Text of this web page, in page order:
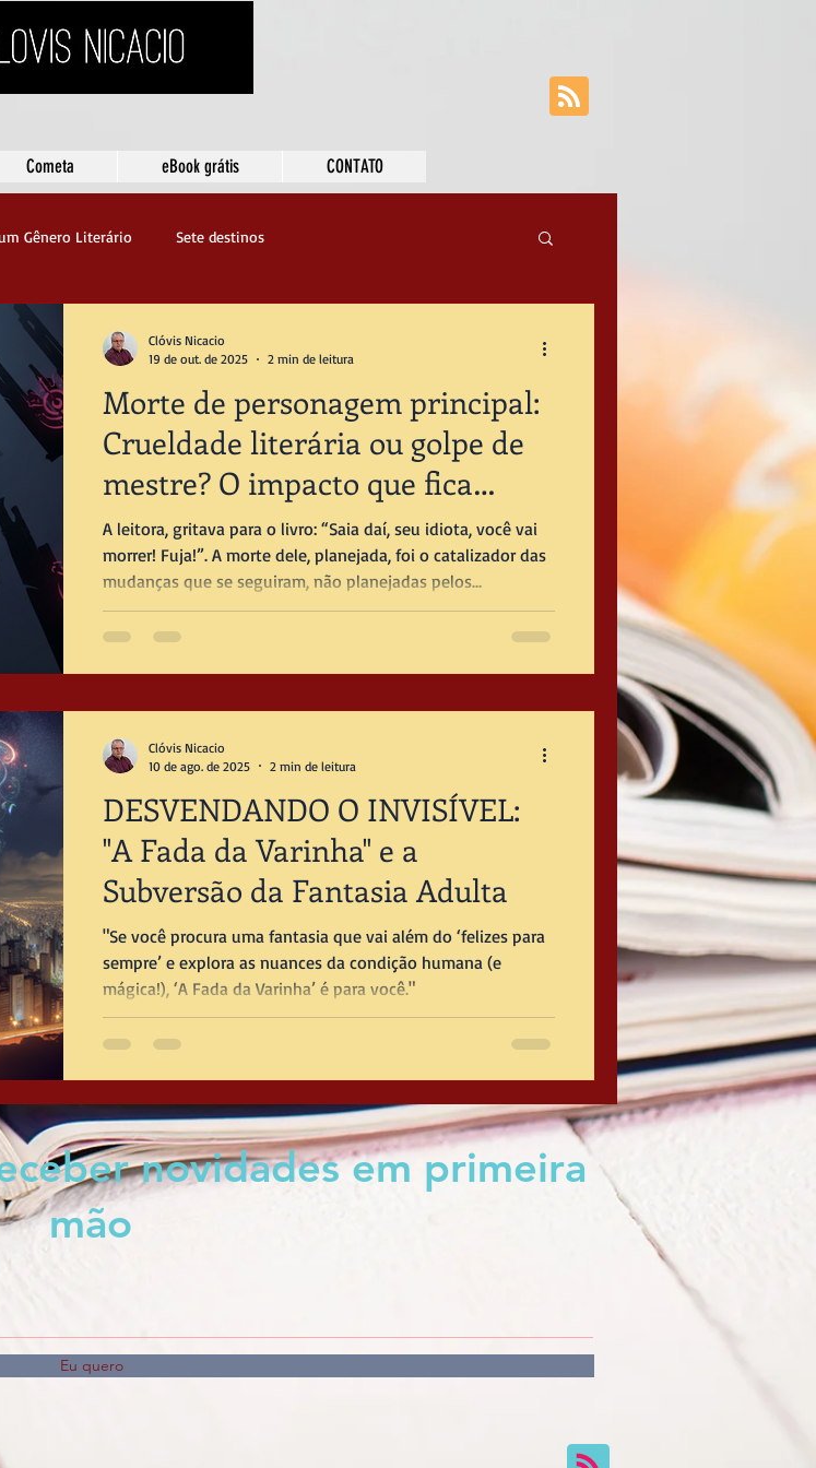
Cometa eBook grátis CONTATO
Gênero Literário Sete destinos
Morte de personagem principal:
Crueldade literária ou golpe de
mestre? O impacto que fica
quando heróis caem.
A leitora, gritava para o livro: “Saia daí, seu idiota, você vai
morrer! Fuja!”. A morte dele, planejada, foi o catalizador das
mudanças que se seguiram, não planejadas pelos
protagonistas, originando os dois outros livros da trilogia.
Essa reação é o poder da Literatura, o que sustenta
Clóvis Nicacio
19 de out. de 2025
2 min de leitura
DESVENDANDO O INVISÍVEL:
"A Fada da Varinha" e a
Subversão da Fantasia Adulta
"Se você procura uma fantasia que vai além do ‘felizes para
sempre’ e explora as nuances da condição humana (e
mágica!), ‘A Fada da Varinha’ é para você."
Clóvis Nicacio
10 de ago. de 2025
2 min de leitura
novidades em primeira
mão
Eu quero